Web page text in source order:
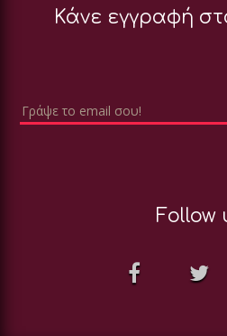
Κάνε εγγραφή
Follow